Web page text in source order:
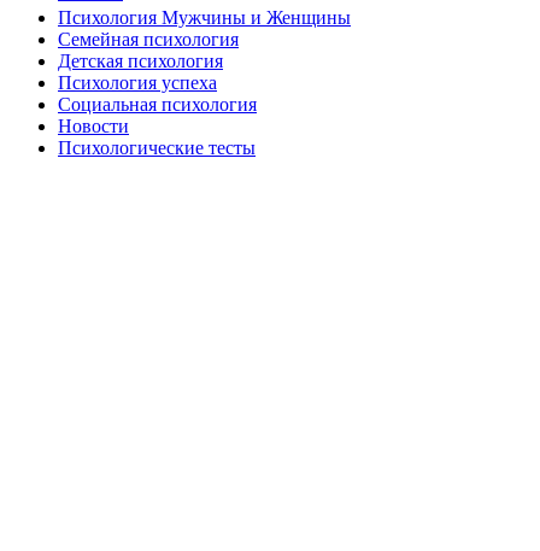
Психология Мужчины и Женщины
Семейная психология
Детская психология
Психология успеха
Социальная психология
Новости
Психологические тесты